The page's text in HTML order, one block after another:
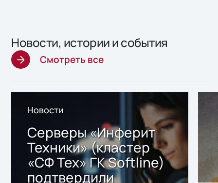
Новости, истории и события
Смотреть все
Новости
Серверы «Инферит
Техники» (кластер
«СФ Тех» ГК Softline)
подтвердили